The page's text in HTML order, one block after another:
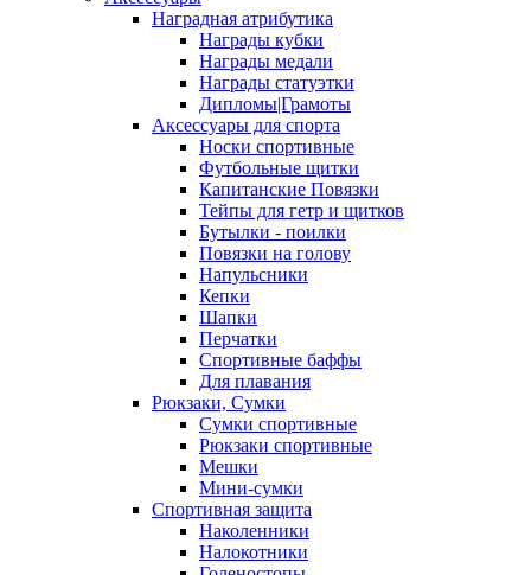
Наградная атрибутика
Награды кубки
Награды медали
Награды статуэтки
Дипломы|Грамоты
Аксессуары для спорта
Носки спортивные
Футбольные щитки
Капитанские Повязки
Тейпы для гетр и щитков
Бутылки - поилки
Повязки на голову
Напульсники
Кепки
Шапки
Перчатки
Спортивные баффы
Для плавания
Рюкзаки, Сумки
Сумки спортивные
Рюкзаки спортивные
Мешки
Мини-сумки
Спортивная защита
Наколенники
Налокотники